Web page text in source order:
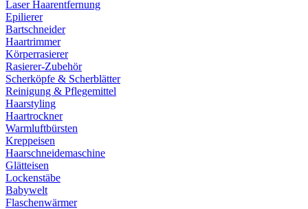
Laser Haarentfernung
Epilierer
Bartschneider
Haartrimmer
Körperrasierer
Rasierer-Zubehör
Scherköpfe & Scherblätter
Reinigung & Pflegemittel
Haarstyling
Haartrockner
Warmluftbürsten
Kreppeisen
Haarschneidemaschine
Glätteisen
Lockenstäbe
Babywelt
Flaschenwärmer